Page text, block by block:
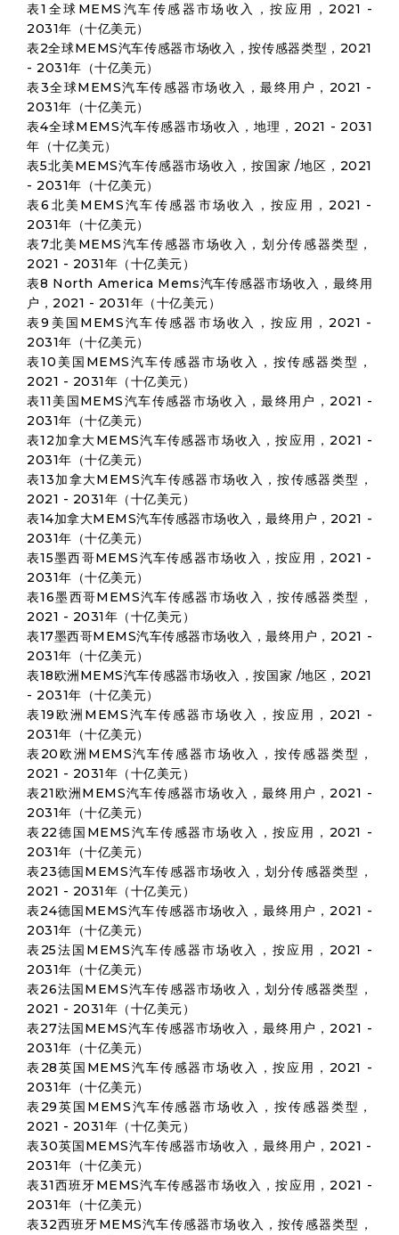
表1全球MEMS汽车传感器市场收入，按应用，2021 -
2031年（十亿美元）
表2全球MEMS汽车传感器市场收入，按传感器类型，2021
- 2031年（十亿美元）
表3全球MEMS汽车传感器市场收入，最终用户，2021 -
2031年（十亿美元）
表4全球MEMS汽车传感器市场收入，地理，2021 - 2031
年（十亿美元）
表5北美MEMS汽车传感器市场收入，按国家 /地区，2021
- 2031年（十亿美元）
表6北美MEMS汽车传感器市场收入，按应用，2021 -
2031年（十亿美元）
表7北美MEMS汽车传感器市场收入，划分传感器类型，
2021 - 2031年（十亿美元）
表8 North America Mems汽车传感器市场收入，最终用
户，2021 - 2031年（十亿美元）
表9美国MEMS汽车传感器市场收入，按应用，2021 -
2031年（十亿美元）
表10美国MEMS汽车传感器市场收入，按传感器类型，
2021 - 2031年（十亿美元）
表11美国MEMS汽车传感器市场收入，最终用户，2021 -
2031年（十亿美元）
表12加拿大MEMS汽车传感器市场收入，按应用，2021 -
2031年（十亿美元）
表13加拿大MEMS汽车传感器市场收入，按传感器类型，
2021 - 2031年（十亿美元）
表14加拿大MEMS汽车传感器市场收入，最终用户，2021 -
2031年（十亿美元）
表15墨西哥MEMS汽车传感器市场收入，按应用，2021 -
2031年（十亿美元）
表16墨西哥MEMS汽车传感器市场收入，按传感器类型，
2021 - 2031年（十亿美元）
表17墨西哥MEMS汽车传感器市场收入，最终用户，2021 -
2031年（十亿美元）
表18欧洲MEMS汽车传感器市场收入，按国家 /地区，2021
- 2031年（十亿美元）
表19欧洲MEMS汽车传感器市场收入，按应用，2021 -
2031年（十亿美元）
表20欧洲MEMS汽车传感器市场收入，按传感器类型，
2021 - 2031年（十亿美元）
表21欧洲MEMS汽车传感器市场收入，最终用户，2021 -
2031年（十亿美元）
表22德国MEMS汽车传感器市场收入，按应用，2021 -
2031年（十亿美元）
表23德国MEMS汽车传感器市场收入，划分传感器类型，
2021 - 2031年（十亿美元）
表24德国MEMS汽车传感器市场收入，最终用户，2021 -
2031年（十亿美元）
表25法国MEMS汽车传感器市场收入，按应用，2021 -
2031年（十亿美元）
表26法国MEMS汽车传感器市场收入，划分传感器类型，
2021 - 2031年（十亿美元）
表27法国MEMS汽车传感器市场收入，最终用户，2021 -
2031年（十亿美元）
表28英国MEMS汽车传感器市场收入，按应用，2021 -
2031年（十亿美元）
表29英国MEMS汽车传感器市场收入，按传感器类型，
2021 - 2031年（十亿美元）
表30英国MEMS汽车传感器市场收入，最终用户，2021 -
2031年（十亿美元）
表31西班牙MEMS汽车传感器市场收入，按应用，2021 -
2031年（十亿美元）
表32西班牙MEMS汽车传感器市场收入，按传感器类型，